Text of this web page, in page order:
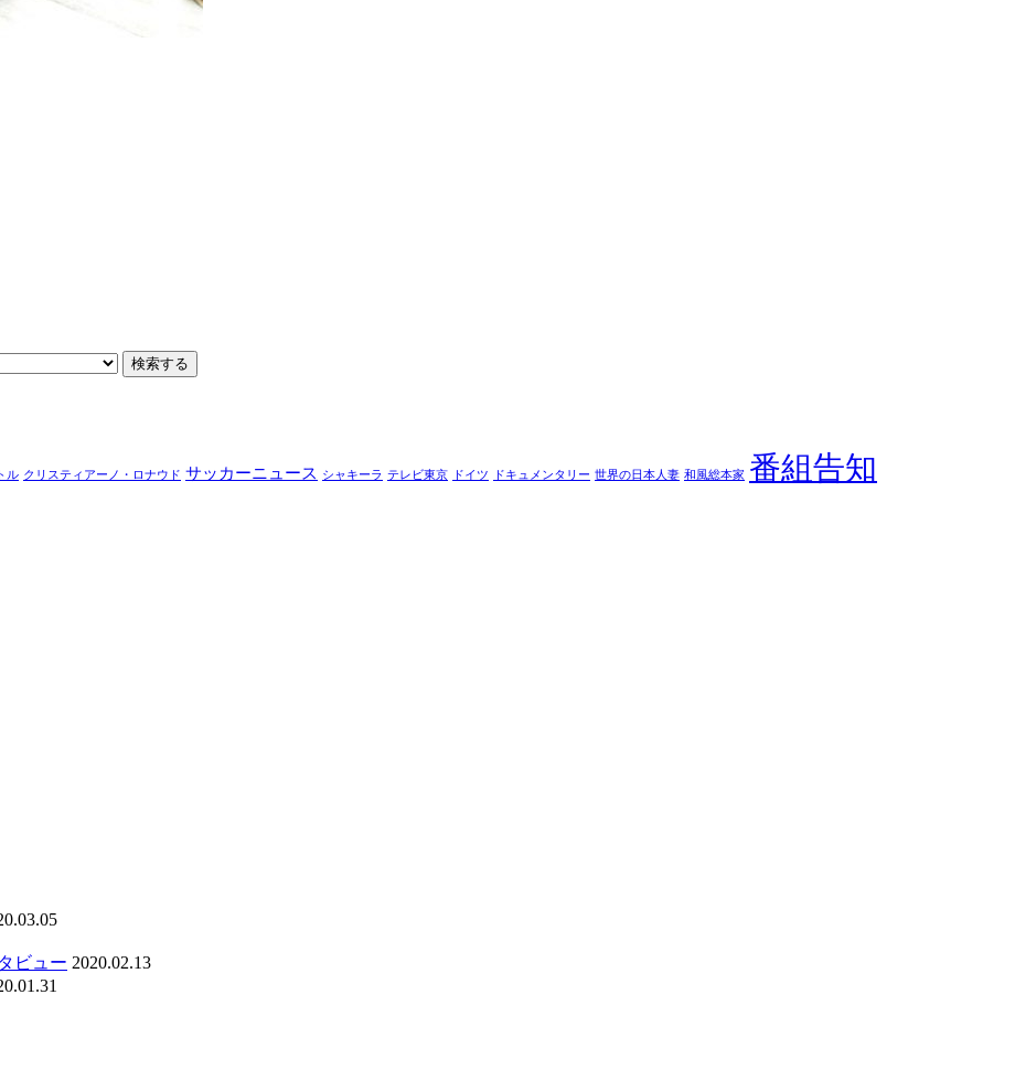
ル クリスティアーノ・ロナウド サッカーニュース シャキーラ テレビ東京 ドイツ ドキュメンタリー 世界の日本人妻 和風総本家 番組告知
ビュー 2020.02.13